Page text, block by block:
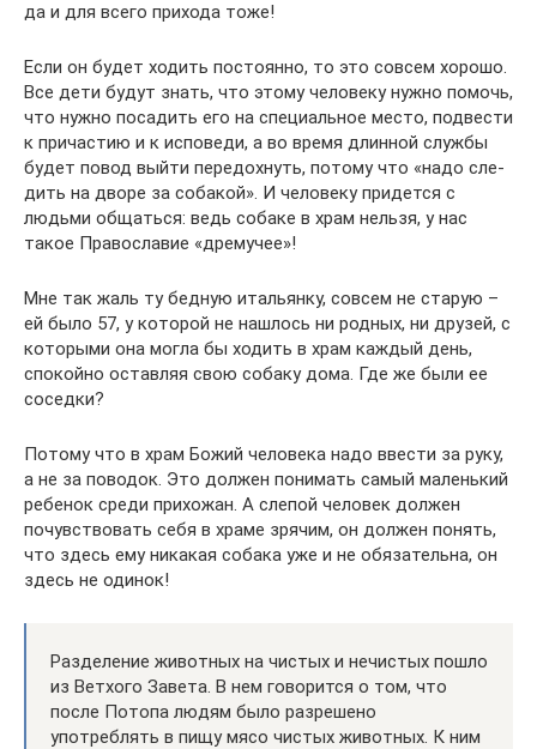
да и для всего при­хода тоже!
Если он будет ходить посто­янно, то это совсем хорошо.
Все дети будут знать, что этому чело­веку нужно помочь,
что нужно поса­дить его на спе­ци­аль­ное место, под­ве­сти
к при­ча­стию и к испо­веди, а во время длин­ной службы
будет повод выйти пере­дох­нуть, потому что «надо сле­
дить на дворе за соба­кой». И чело­веку при­дется с
людьми общаться: ведь собаке в храм нельзя, у нас
такое Пра­во­сла­вие «дре­му­чее»!
Мне так жаль ту бедную ита­льянку, совсем не старую –
ей было 57, у кото­рой не нашлось ни родных, ни друзей, с
кото­рыми она могла бы ходить в храм каждый день,
спо­койно остав­ляя свою собаку дома. Где же были ее
соседки?
Потому что в храм Божий чело­века надо ввести за руку,
а не за пово­док. Это должен пони­мать самый малень­кий
ребе­нок среди при­хо­жан. А слепой чело­век должен
почув­ство­вать себя в храме зрячим, он должен понять,
что здесь ему ника­кая собака уже и не обя­за­тельна, он
здесь не одинок!
Разделение животных на чистых и нечистых пошло
из Ветхого Завета. В нем говорится о том, что
после Потопа людям было разрешено
употреблять в пищу мясо чистых животных. К ним